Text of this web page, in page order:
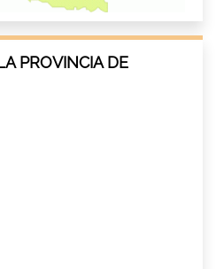
PROVINCIA DE